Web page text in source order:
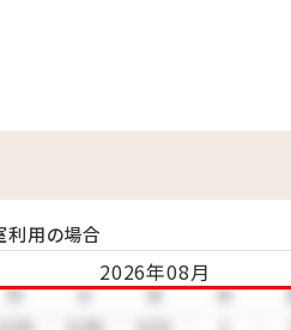
用の場合
2026年08月